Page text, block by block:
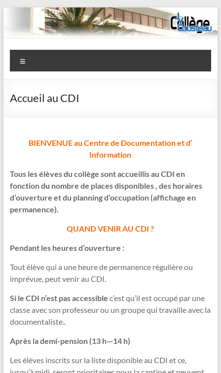
contenu
Collège
J-
Y
Garde
Accueil au CDI
BIENVENUE au Centre de Documentation et d’
Information
Tous les élèves du collège sont accueillis au CDI en
fonction du nombre de places disponibles , des horaires
d’ouverture et du planning d’occupation (affichage en
permanence).
QUAND VENIR AU CDI ?
Pendant les heuresd’ouverture :
Tout élève qui a une heure de permanence régulière ou
imprévue, peut venir au CDI.
Si le CDI n’est pas accessible c’est qu’il est occupé par une
classe avec son professeur ou un groupe qui travaille avec la
documentaliste..
Aprèsla demi-pension(13 h—14 h)
Les élèves inscrits sur la liste disponible au CDI et ce,